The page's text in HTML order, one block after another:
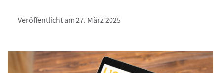
Veröffentlicht am 27. März 2025